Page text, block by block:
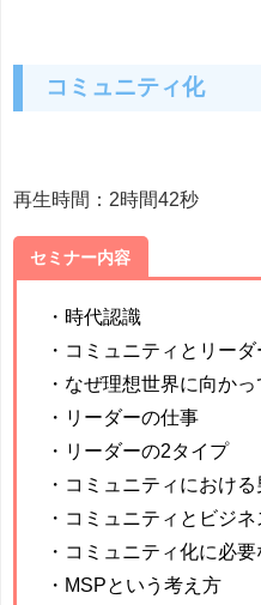
コミュニティ化
再生時間：2時間42秒
セミナー内容
・時代認識
・コミュニティとリーダ
・なぜ理想世界に向か
・リーダーの仕事
・リーダーの2タイプ
・コミュニティにおけ
・コミュニティとビジネ
・コミュニティ化に必要
・MSPという考え方